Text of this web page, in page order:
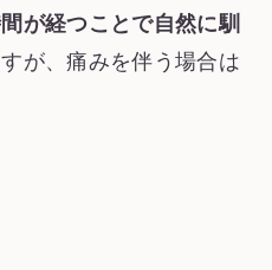
が経つことで自然に馴
が、痛みを伴う場合は